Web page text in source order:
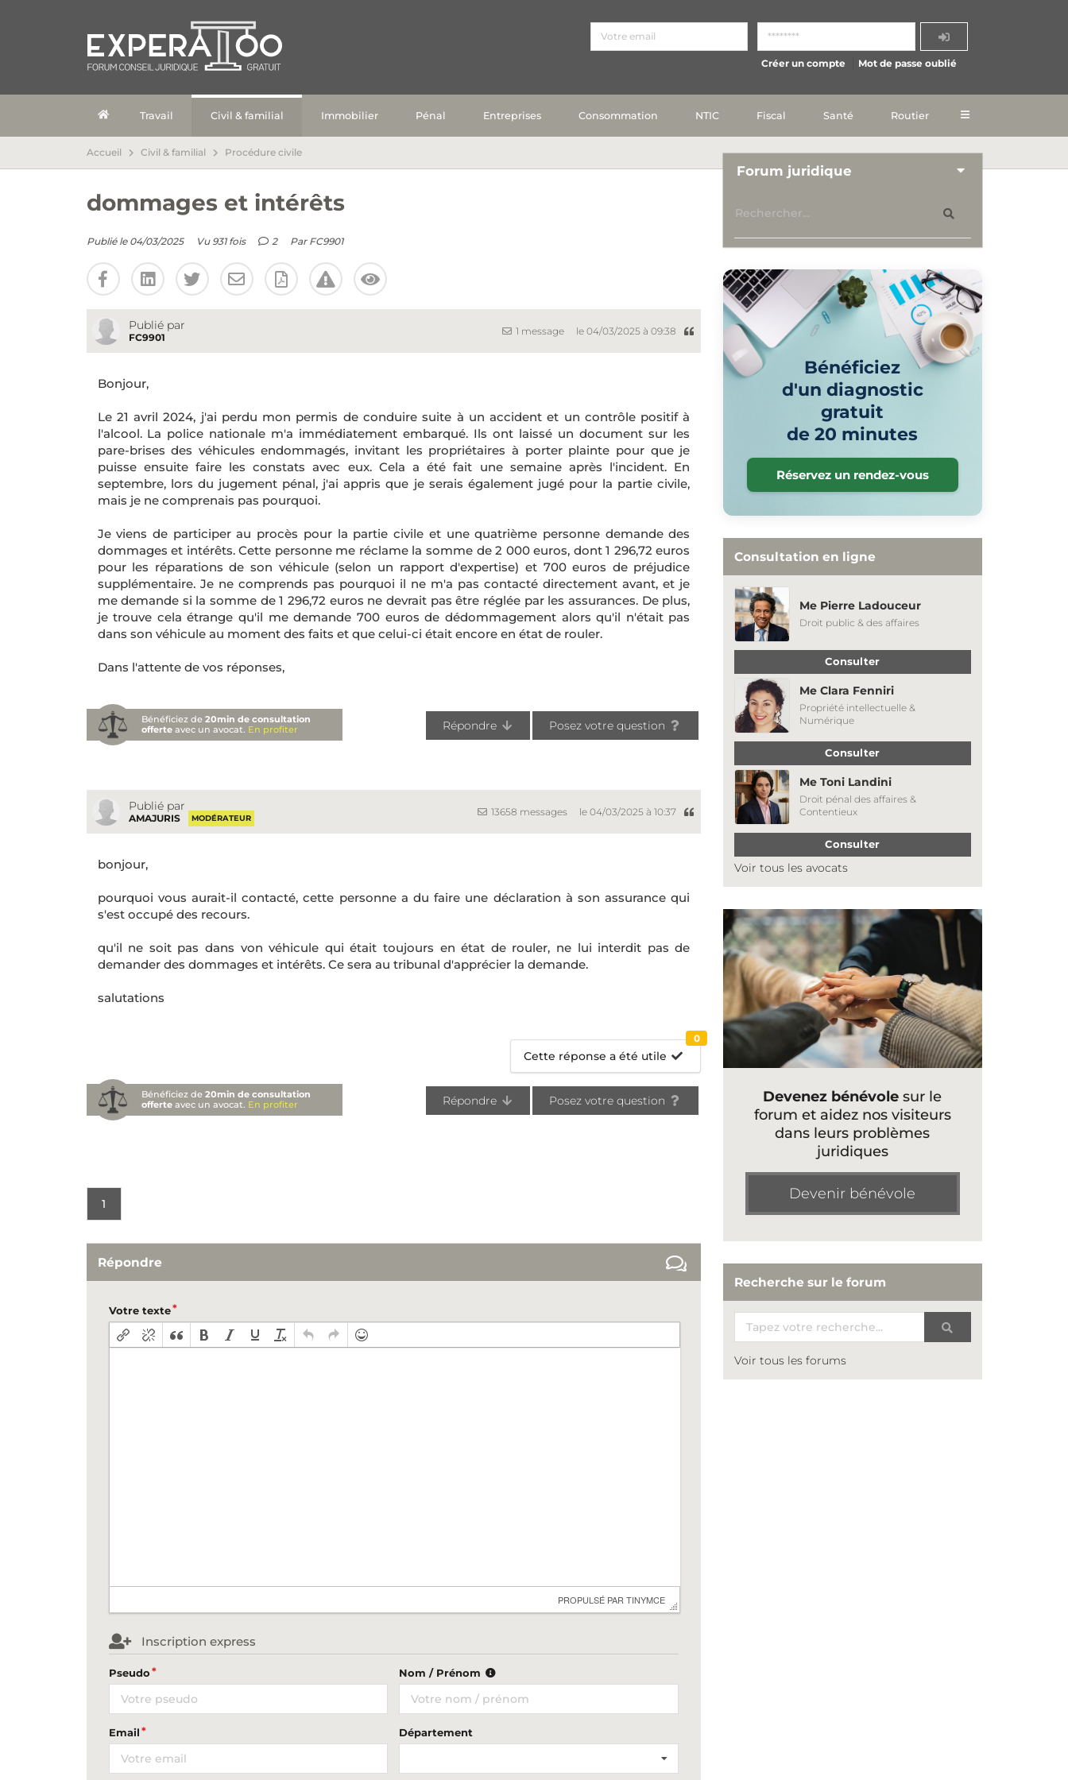
Créer un compte Mot de passe oublié
Travail Civil & familial Immobilier Pénal Entreprises Consommation NTIC Fiscal Santé Routier
Accueil Civil & familial Procédure civile
dommages et intérêts
Publié le 04/03/2025 Vu 931 fois 2 Par FC9901
Publié par
FC9901
1 message le 04/03/2025 à 09:38
Bonjour,
Le 21 avril 2024, j'ai perdu mon permis de conduire suite à un accident et un contrôle positif à
l'alcool. La police nationale m'a immédiatement embarqué. Ils ont laissé un document sur les
pare-brises des véhicules endommagés, invitant les propriétaires à porter plainte pour que je
puisse ensuite faire les constats avec eux. Cela a été fait une semaine après l'incident. En
septembre, lors du jugement pénal, j'ai appris que je serais également jugé pour la partie civile,
mais je ne comprenais pas pourquoi.
Je viens de participer au procès pour la partie civile et une quatrième personne demande des
dommages et intérêts. Cette personne me réclame la somme de 2 000 euros, dont 1 296,72 euros
pour les réparations de son véhicule (selon un rapport d'expertise) et 700 euros de préjudice
supplémentaire. Je ne comprends pas pourquoi il ne m'a pas contacté directement avant, et je
me demande si la somme de 1 296,72 euros ne devrait pas être réglée par les assurances. De plus,
je trouve cela étrange qu'il me demande 700 euros de dédommagement alors qu'il n'était pas
dans son véhicule au moment des faits et que celui-ci était encore en état de rouler.
Dans l'attente de vos réponses,
Bénéficiez de20min de consultation
offerte avec un avocat. En profiter Répondre Posez votre question
Publié par
AMAJURIS MODÉRATEUR
13658 messages le 04/03/2025 à 10:37
bonjour,
pourquoi vous aurait-il contacté, cette personne a du faire une déclaration à son assurance qui
s'est occupé des recours.
qu'il ne soit pas dans von véhicule qui était toujours en état de rouler, ne lui interdit pas de
demander des dommages et intérêts. Ce sera au tribunal d'apprécier la demande.
salutations
Cette réponse a été utile
0
Bénéficiez de20min de consultation
offerte avec un avocat. En profiter Répondre Posez votre question
1
Répondre
Votre texte
PROPULSÉ PAR TINYMCE
Inscription express
Pseudo Nom / Prénom
Email Département
Forum juridique
Bénéficiez
d'un diagnostic
gratuit
de 20 minutes
Réservez un rendez-vous
Consultation en ligne
Me Pierre Ladouceur
Droit public & des affaires
Consulter
Me Clara Fenniri
Propriété intellectuelle &
Numérique
Consulter
Me Toni Landini
Droit pénal des affaires &
Contentieux
Consulter
Voir tous les avocats
Devenez bénévole sur le
forum et aidez nos visiteurs
dans leurs problèmes
juridiques
Devenir bénévole
Recherche sur le forum
Voir tous les forums